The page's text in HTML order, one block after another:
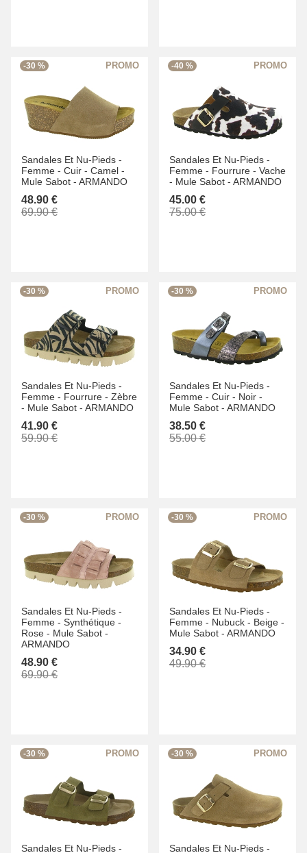
-30 %
Sandales Et Nu-Pieds -
Femme - Cuir - Camel -
Mule Sabot - ARMANDO
48.90 €
69.90 €
-40 %
Sandales Et Nu-Pieds -
Femme - Fourrure - Vache
- Mule Sabot - ARMANDO
45.00 €
75.00 €
-30 %
Sandales Et Nu-Pieds -
Femme - Fourrure - Zèbre
- Mule Sabot - ARMANDO
41.90 €
59.90 €
-30 %
Sandales Et Nu-Pieds -
Femme - Cuir - Noir -
Mule Sabot - ARMANDO
38.50 €
55.00 €
-30 %
Sandales Et Nu-Pieds -
Femme - Synthétique -
Rose - Mule Sabot -
ARMANDO
48.90 €
69.90 €
-30 %
Sandales Et Nu-Pieds -
Femme - Nubuck - Beige -
Mule Sabot - ARMANDO
34.90 €
49.90 €
-30 %
Sandales Et Nu-Pieds -
-30 %
Sandales Et Nu-Pieds -